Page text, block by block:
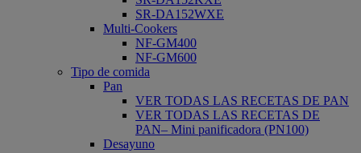
SR-DA152WXE
Multi-Cookers
NF-GM400
NF-GM600
Tipo de comida
Pan
VER TODAS LAS RECETAS DE PAN
VER TODAS LAS RECETAS DE
PAN– Mini panificadora (PN100)
Desayuno